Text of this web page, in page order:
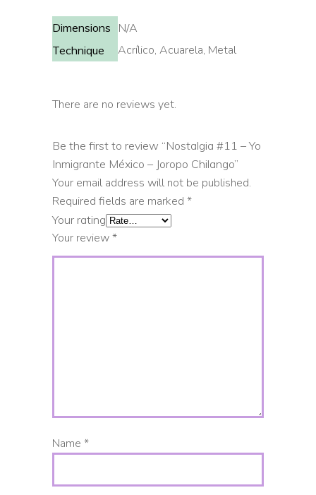
Dimensions
N/A
Technique
Acrílico, Acuarela, Metal
There are no reviews yet.
Be the first to review “Nostalgia #11 – Yo
Inmigrante México – Joropo Chilango”
Your email address will not be published.
Required fields are marked *
Your rating
Your review*
Name *